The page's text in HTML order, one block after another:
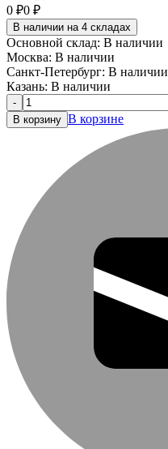
0 ₽0 ₽
В наличии на 4 складах
Основной склад: В наличии
Москва: В наличии
Санкт-Петербург: В наличии
Казань: В наличии
-
В корзину В корзине